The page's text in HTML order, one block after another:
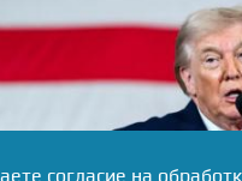
согласие на